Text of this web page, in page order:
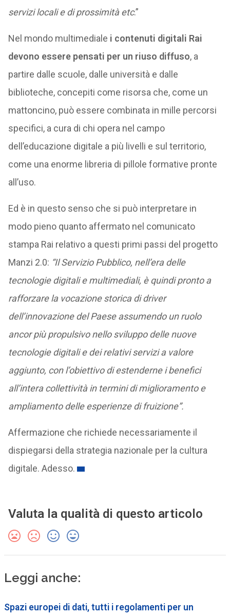
servizi locali e di prossimità etc.”
Nel mondo multimediale i contenuti digitali Rai
devono essere pensati per un riuso diffuso, a
partire dalle scuole, dalle università e dalle
biblioteche, concepiti come risorsa che, come un
mattoncino, può essere combinata in mille percorsi
specifici, a cura di chi opera nel campo
dell’educazione digitale a più livelli e sul territorio,
come una enorme libreria di pillole formative pronte
all’uso.
Ed è in questo senso che si può interpretare in
modo pieno quanto affermato nel comunicato
stampa Rai relativo a questi primi passi del progetto
Manzi 2.0: “Il Servizio Pubblico, nell’era delle
tecnologie digitali e multimediali, è quindi pronto a
rafforzare la vocazione storica di driver
dell’innovazione del Paese assumendo un ruolo
ancor più propulsivo nello sviluppo delle nuove
tecnologie digitali e dei relativi servizi a valore
aggiunto, con l’obiettivo di estenderne i benefici
all’intera collettività in termini di miglioramento e
ampliamento delle esperienze di fruizione”.
Affermazione che richiede necessariamente il
dispiegarsi della strategia nazionale per la cultura
digitale. Adesso.
Valuta la qualità di questo articolo
Leggi anche:
Spazi europei di dati, tutti i regolamenti per un